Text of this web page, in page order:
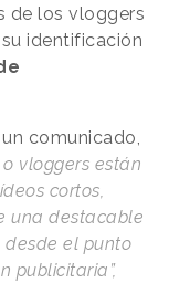
de los vloggers
identificación
comunicado,
vloggers están
cortos,
una destacable
el punto
publicitaria”,